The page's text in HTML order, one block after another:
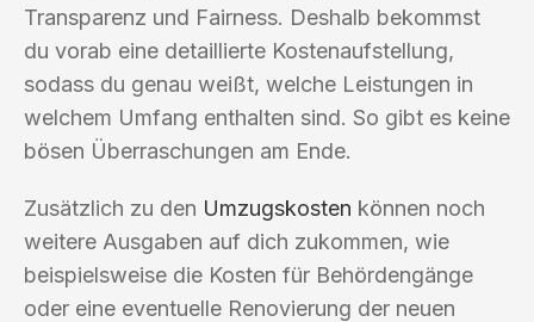
Transparenz und Fairness. Deshalb bekommst
du vorab eine detaillierte Kostenaufstellung,
sodass du genau weißt, welche Leistungen in
welchem Umfang enthalten sind. So gibt es keine
bösen Überraschungen am Ende.
Zusätzlich zu den Umzugskosten können noch
weitere Ausgaben auf dich zukommen, wie
beispielsweise die Kosten für Behördengänge
oder eine eventuelle Renovierung der neuen